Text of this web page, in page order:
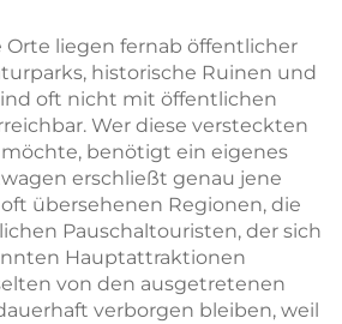
Orte liegen fernab öffentlicher
historische Ruinen und
oft nicht mit öffentlichen
Wer diese versteckten
benötigt ein eigenes
erschließt genau jene
übersehenen Regionen, die
Pauschaltouristen, der sich
Hauptattraktionen
von den ausgetretenen
verborgen bleiben, weil